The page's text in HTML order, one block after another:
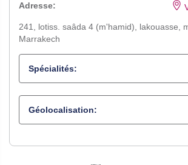
Adresse:
241, lotiss. saâda 4 (m'hamid), lakouasse,
Marrakech
Spécialités:
Médecin généraliste
Géolocalisation: